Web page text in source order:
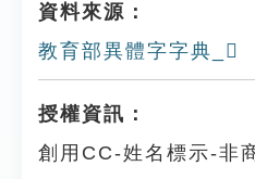
資料來源：
教育部異體字字典_𧆉
授權資訊：
創用CC-姓名標示-非